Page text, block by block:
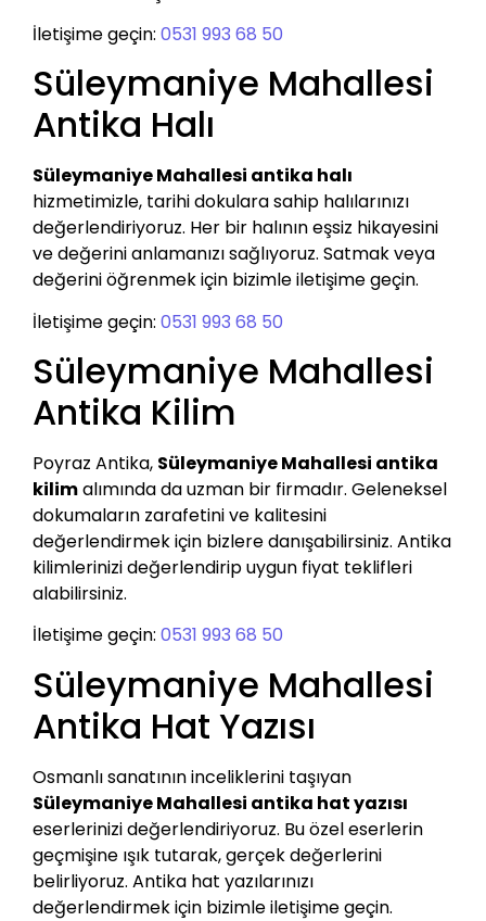
İletişime geçin: 0531 993 68 50
Süleymaniye Mahallesi
Antika Halı
Süleymaniye Mahallesi antika halı
hizmetimizle, tarihi dokulara sahip halılarınızı
değerlendiriyoruz. Her bir halının eşsiz hikayesini
ve değerini anlamanızı sağlıyoruz. Satmak veya
değerini öğrenmek için bizimle iletişime geçin.
İletişime geçin: 0531 993 68 50
Süleymaniye Mahallesi
Antika Kilim
Poyraz Antika, Süleymaniye Mahallesi antika
kilimalımında da uzman bir firmadır. Geleneksel
dokumaların zarafetini ve kalitesini
değerlendirmek için bizlere danışabilirsiniz. Antika
kilimlerinizi değerlendirip uygun fiyat teklifleri
alabilirsiniz.
İletişime geçin: 0531 993 68 50
Süleymaniye Mahallesi
Antika Hat Yazısı
Osmanlı sanatının inceliklerini taşıyan
Süleymaniye Mahallesi antika hat yazısı
eserlerinizi değerlendiriyoruz. Bu özel eserlerin
geçmişine ışık tutarak, gerçek değerlerini
belirliyoruz. Antika hat yazılarınızı
değerlendirmek için bizimle iletişime geçin.